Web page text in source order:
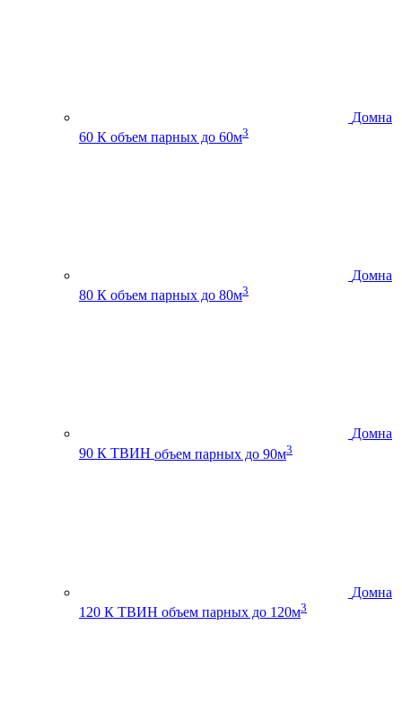
Домна
60 К объем парных до 60м3
Домна
80 К объем парных до 80м3
Домна
90 К ТВИН объем парных до 90м3
Домна
120 К ТВИН объем парных до 120м3